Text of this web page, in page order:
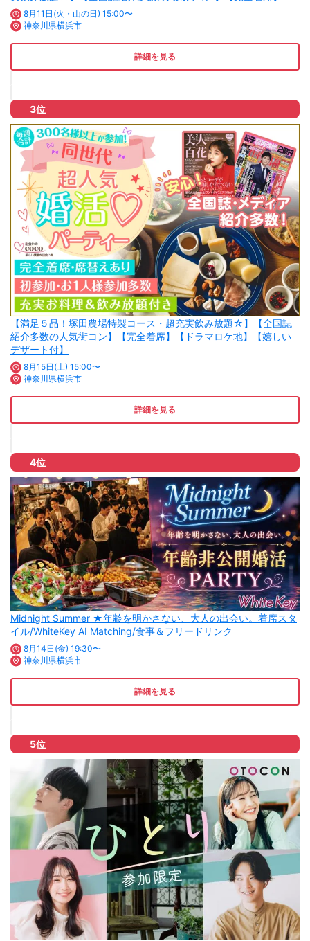
8月11日(火・山の日) 15:00〜
神奈川県横浜市
詳細を見る
3位
【満足５品！塚田農場特製コース・超充実飲み放題☆】【全国誌
紹介多数の人気街コン】【完全着席】【ドラマロケ地】【嬉しい
デザート付】
8月15日(土) 15:00〜
神奈川県横浜市
詳細を見る
4位
Midnight Summer ★年齢を明かさない、大人の出会い。着席スタ
イル/WhiteKey AI Matching/食事＆フリードリンク
8月14日(金) 19:30〜
神奈川県横浜市
詳細を見る
5位